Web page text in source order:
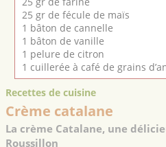
25 gr de fécule de maïs
1 bâton de cannelle
1 bâton de vanille
1 pelure de citron
1 cuillerée à café de grains
Recettes de cuisine
Crème catalane
La crème Catalane, une
Roussillon